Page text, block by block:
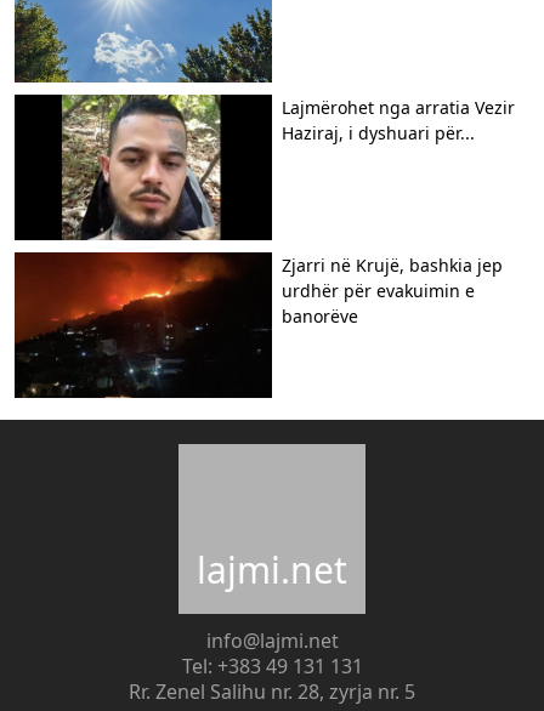
Lajmërohet nga arratia Vezir
Haziraj, i dyshuari për...
Zjarri në Krujë, bashkia jep
urdhër për evakuimin e
banorëve
lajmi.net
info@lajmi.net
Tel: +383 49 131 131
Rr. Zenel Salihu nr. 28, zyrja nr. 5